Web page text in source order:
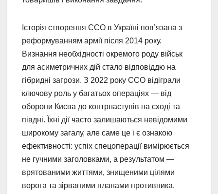
Історія створення ССО в Україні пов’язана з
реформуванням армії після 2014 року.
Визнання необхідності окремого роду військ
для асиметричних дій стало відповіддю на
гібридні загрози. З 2022 року ССО відіграли
ключову роль у багатьох операціях — від
оборони Києва до контрнаступів на сході та
півдні. Їхні дії часто залишаються невідомими
широкому загалу, але саме це і є ознакою
ефективності: успіх спецоперації вимірюється
не гучними заголовками, а результатом —
врятованими життями, знищеними цілями
ворога та зірваними планами противника.